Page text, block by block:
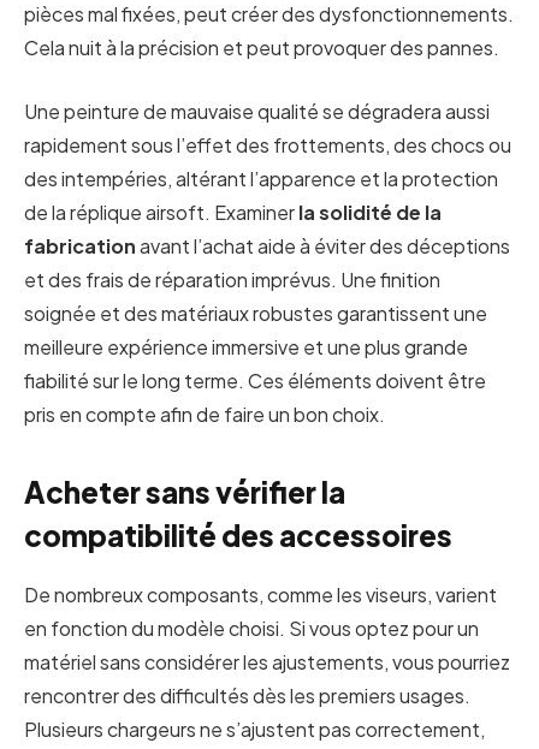
pièces mal fixées, peut créer des dysfonctionnements.
Cela nuit à la précision et peut provoquer des pannes.
Une peinture de mauvaise qualité se dégradera aussi
rapidement sous l’effet des frottements, des chocs ou
des intempéries, altérant l’apparence et la protection
de la réplique airsoft. Examinerla solidité de la
fabricationavant l’achat aide à éviter des déceptions
et des frais de réparation imprévus. Une finition
soignée et des matériaux robustes garantissent une
meilleure expérience immersive et une plus grande
fiabilité sur le long terme. Ces éléments doivent être
pris en compte afin de faire un bon choix.
Acheter sans vérifier la
compatibilité des accessoires
De nombreux composants, comme les viseurs, varient
en fonction du modèle choisi. Si vous optez pour un
matériel sans considérer les ajustements, vous pourriez
rencontrer des difficultés dès les premiers usages.
Plusieurs chargeurs ne s’ajustent pas correctement,